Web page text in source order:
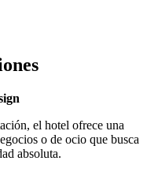
el hotel ofrece una
o de ocio que busca
absoluta.